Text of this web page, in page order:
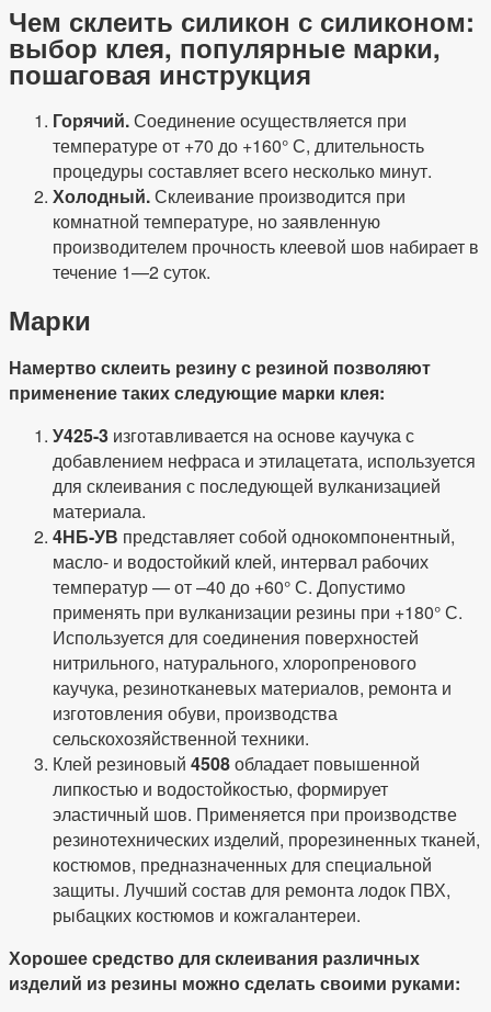
Чем склеить силикон с силиконом:
выбор клея, популярные марки,
пошаговая инструкция
Горячий.Соединение осуществляется при
температуре от +70 до +160° С, длительность
процедуры составляет всего несколько минут.
Холодный.Склеивание производится при
комнатной температуре, но заявленную
производителем прочность клеевой шов набирает в
течение 1—2 суток.
Марки
Намертво склеить резину с резиной позволяют
применение таких следующие марки клея:
У425-3 изготавливается на основе каучука с
добавлением нефраса и этилацетата, используется
для склеивания с последующей вулканизацией
материала.
4НБ-УВ представляет собой однокомпонентный,
масло- и водостойкий клей, интервал рабочих
температур — от –40 до +60° С. Допустимо
применять при вулканизации резины при +180° С.
Используется для соединения поверхностей
нитрильного, натурального, хлоропренового
каучука, резинотканевых материалов, ремонта и
изготовления обуви, производства
сельскохозяйственной техники.
Клей резиновый 4508обладает повышенной
липкостью и водостойкостью, формирует
эластичный шов. Применяется при производстве
резинотехнических изделий, прорезиненных тканей,
костюмов, предназначенных для специальной
защиты. Лучший состав для ремонта лодок ПВХ,
рыбацких костюмов и кожгалантереи.
Хорошее средство для склеивания различных
изделий из резины можно сделать своими руками: